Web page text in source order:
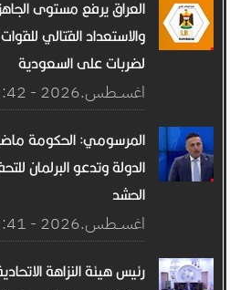
العراق يرفع مستوى
والاستعداد القتالي
لضربات على السعودية
06 اغســطس.2026 - 3:42
المرسومي: الحكومة
الدولة وتدعو البرلمان
الحشد
06 اغســطس.2026 - 3:41
رئيس هيئة النزاهة